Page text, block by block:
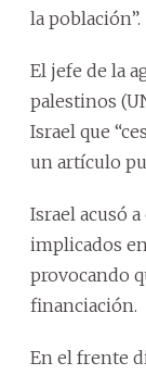
la población”.
El jefe de la
palestinos
Israel que
un artículo
Israel acusó
implicados
provocando
financiación.
En el frente